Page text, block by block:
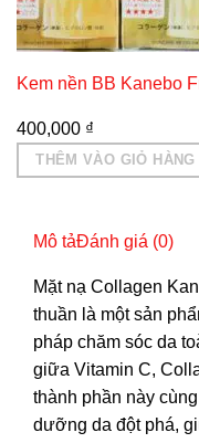
Kem nền BB Kanebo
400,000 ₫
THÊM VÀO GIỎ HÀNG
Mô tảĐánh giá (0)
Mặt nạ Collagen
thuần là một sản
pháp chăm sóc da
giữa Vitamin C,
thành phần này
dưỡng da đột phá,